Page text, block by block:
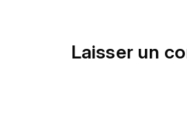
Laisser un